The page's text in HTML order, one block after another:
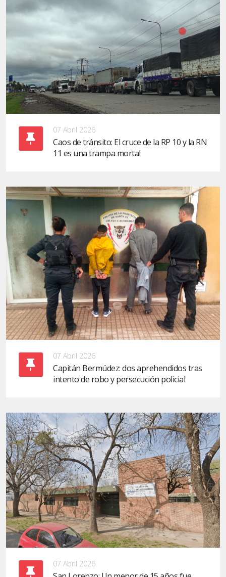
07 Abril 2026
Caos de tránsito: El cruce de la RP 10 y la RN
11 es una trampa mortal
07 Abril 2026
Capitán Bermúdez: dos aprehendidos tras
intento de robo y persecución policial
07 Abril 2026